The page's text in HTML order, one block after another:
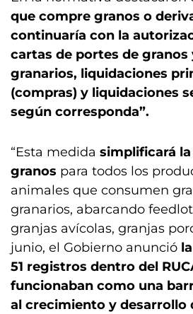
que compre granos o
continuaría con la
cartas de portes de granos
granarios, liquidaciones
(compras) y liquidaciones
según corresponda”.
“Esta medida simplificará
granos para todos los
animales que consumen
granarios, abarcando
granjas avícolas, granjas
junio, el Gobierno anunció
51 registros dentro del
funcionaban como una
al crecimiento y desarrollo